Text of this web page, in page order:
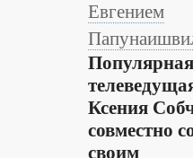
Евгением
Популярная
Ксения
совместно
своим